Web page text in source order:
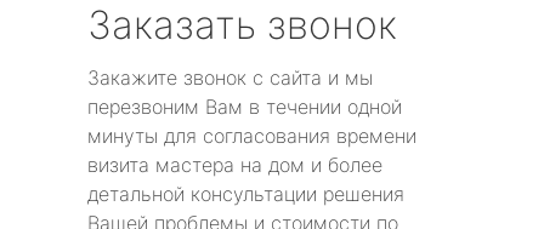
Заказать звонок
Закажите звонок с сайта и мы
перезвоним Вам в течении одной
минуты для согласования времени
визита мастера на дом и более
детальной консультации решения
Вашей проблемы и стоимости по